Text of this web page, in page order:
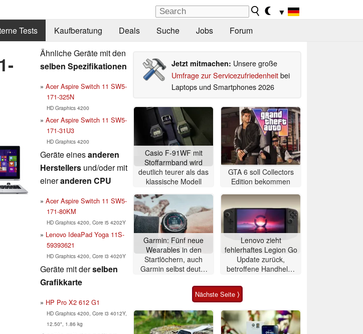
▼
Tests Kaufberatung Deals Suche Jobs Forum
Ähnliche Geräte mit den
selben Spezifikationen
Acer Aspire Switch 11 SW5-
171-325N
HD Graphics 4200
Acer Aspire Switch 11 SW5-
171-31U3
HD Graphics 4200
Geräte einesanderen
Herstellers und/oder mit
eineranderen CPU
Acer Aspire Switch 11 SW5-
171-80KM
HD Graphics 4200, Core i5 4202Y
Lenovo IdeaPad Yoga 11S-
59393621
HD Graphics 4200, Core i3 4020Y
Geräte mit derselben
Grafikkarte
HP Pro X2 612 G1
HD Graphics 4200, Core i3 4012Y,
12.50", 1.86 kg
Jetzt mitmachen: Unsere große
Umfrage zur Servicezufriedenheitbei
Laptops und Smartphones 2026
Casio F-91WF mit
Stoffarmband wird
deutlich teurer als das
klassische Modell
GTA 6 soll Collectors
Edition bekommen
Garmin: Fünf neue
Wearables in den
Startlöchern, auch
Garmin selbst deutet
Lenovo zieht
fehlerhaftes Legion Go
Update zurück,
betroffene Handhelds
Nächste Seite ⟩